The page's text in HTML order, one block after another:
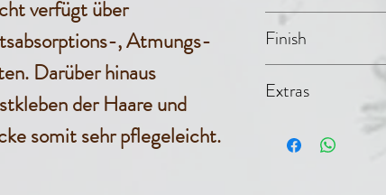
verfügt über
, Atmungs-
Darüber hinaus
der Haare und
somit sehr pflegeleicht.
30%
550 g
Finish
Denim-
Extras